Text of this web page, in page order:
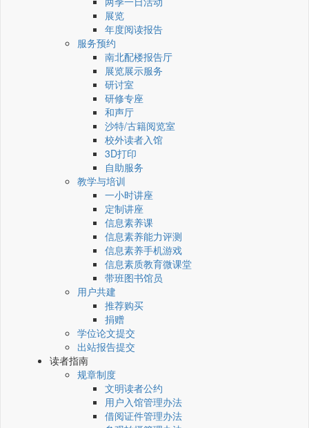
展览
年度阅读报告
服务预约
南北配楼报告厅
展览展示服务
研讨室
研修专座
和声厅
沙特/古籍阅览室
校外读者入馆
3D打印
自助服务
教学与培训
一小时讲座
定制讲座
信息素养课
信息素养能力评测
信息素养手机游戏
信息素质教育微课堂
带班图书馆员
用户共建
推荐购买
捐赠
学位论文提交
出站报告提交
读者指南
规章制度
文明读者公约
用户入馆管理办法
借阅证件管理办法